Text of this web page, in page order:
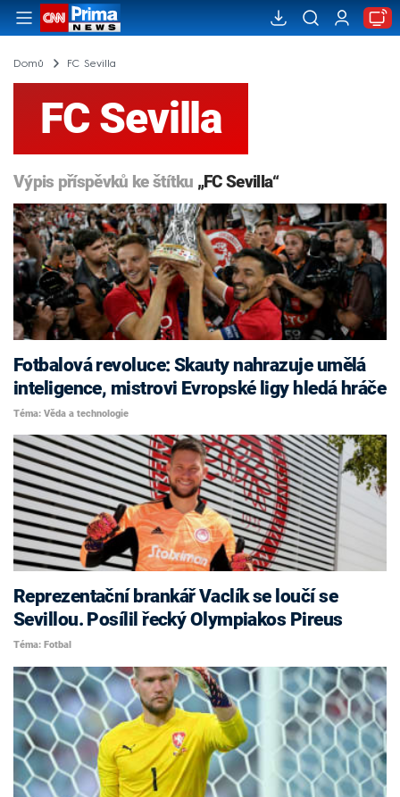
Domů FC Sevilla
FC Sevilla
Výpis příspěvků ke štítku „FC Sevilla“
Fotbalová revoluce: Skauty nahrazuje umělá
inteligence, mistrovi Evropské ligy hledá hráče
Téma: Věda a technologie
Reprezentační brankář Vaclík se loučí se
Sevillou. Posílil řecký Olympiakos Pireus
Téma: Fotbal